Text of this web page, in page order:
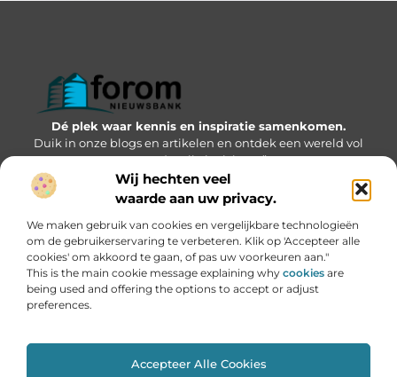
Wij hechten veel
waarde aan uw privacy.
We maken gebruik van cookies en vergelijkbare technologieën
om de gebruikerservaring te verbeteren. Klik op 'Accepteer alle
cookies' om akkoord te gaan, of pas uw voorkeuren aan."
This is the main cookie message explaining why cookies are
being used and offering the options to accept or adjust
preferences.
Accepteer Alle Cookies
Dé plek waar kennis en inspiratie samenkomen.
Duik in onze blogs en artikelen en ontdek een wereld vol
waardevolle inzichten.”
Bericht categorie
Onze informatie
Website index Cookiebeleid (EU)